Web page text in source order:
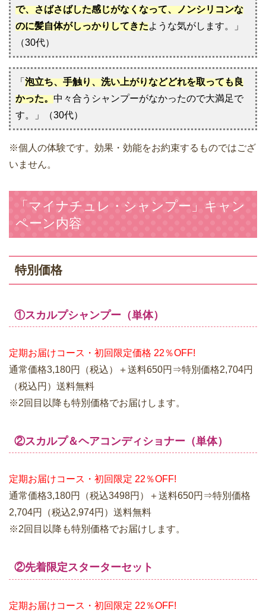
で、さばさばした感じがなくなって、ノンシリコンな
のに髪自体がしっかりしてきたような気がします。」
（30代）
「 泡立ち、手触り、洗い上がりなどどれを取っても良
かった。中々合うシャンプーがなかったので大満足で
す。」（30代）
※個人の体験です。効果・効能をお約束するものではござ
いません。
「マイナチュレ・シャンプー」キャン
ペーン内容
特別価格
①スカルプシャンプー（単体）
定期お届けコース・初回限定価格 22％OFF!
通常価格3,180円（税込）＋送料650円⇒特別価格2,704円
（税込円）送料無料
※2回目以降も特別価格でお届けします。
②スカルプ＆ヘアコンディショナー（単体）
定期お届けコース・初回限定 22％OFF!
通常価格3,180円（税込3498円）＋送料650円⇒特別価格
2,704円（税込2,974円）送料無料
※2回目以降も特別価格でお届けします。
②先着限定スターターセット
定期お届けコース・初回限定 22％OFF!